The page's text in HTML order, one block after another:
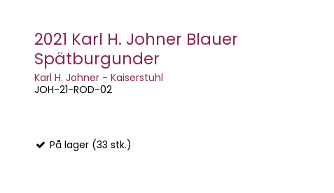
2021 Karl H. Johner Blauer
Spätburgunder
Karl H. Johner - Kaiserstuhl
JOH-21-ROD-02
På lager (33 stk.)